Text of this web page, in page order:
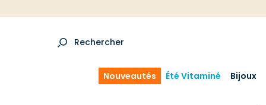
Rechercher
Nouveautés Été Vitaminé Bijoux